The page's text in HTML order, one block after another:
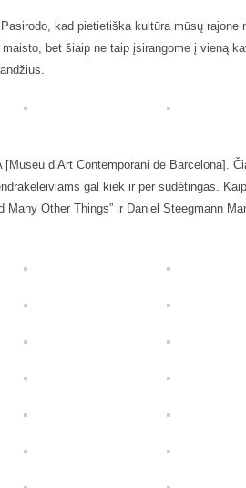
kad pietietiška kultūra mūsų rajone
bet šiaip ne taip įsirangome į vieną
d’Art Contemporani de Barcelona].
gal kiek ir per sudėtingas.
Other Things” ir Daniel Steegmann